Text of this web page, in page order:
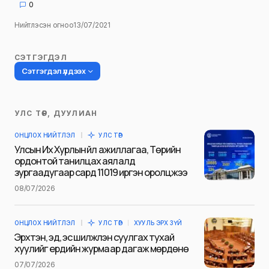
0
Нийтлэсэн огноо13/07/2021
СЭТГЭГДЭЛ
Сэтгэгдэл үлдээх
Таны имэйл хаягийг нийтлэхгүй.
тэмдэглэсэн
Name
УЛС ТӨР, ДУУЛИАН
ОНЦЛОХ НИЙТЛЭЛ УЛС ТӨР
Улсын Их Хурлын үйл ажиллагаа, Төрийн
ордонтой танилцах аялалд
зургаадугаар сард 11019 иргэн оролцжээ
08/07/2026
ОНЦЛОХ НИЙТЛЭЛ УЛС ТӨР ХУУЛЬ ЭРХ ЗҮЙ
Эрхтэн, эд, эс шилжүүлэн суулгах тухай
хуулийг ердийн журмаар дагаж мөрдөнө
07/07/2026